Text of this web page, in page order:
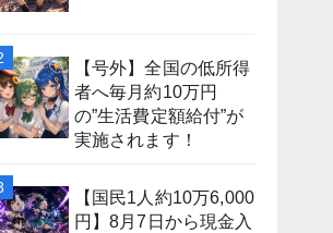
【号外】全国の低所得
者へ毎月約10万円
の”生活費定額給付”が
実施されます！
【国民1人約10万6,000
円】8月7日から現金入